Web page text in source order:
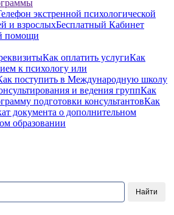
экстренной психологической
и взрослыхБесплатный Кабинет
помощи
Как оплатить услугиКак
к психологу или
поступить в Международную школу
и ведения группКак
подготовки консультантовКак
документа о дополнительном
образовании